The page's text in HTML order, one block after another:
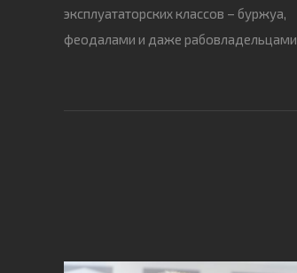
эксплуататорских классов – буржуа,
феодалами и даже рабовладельцами